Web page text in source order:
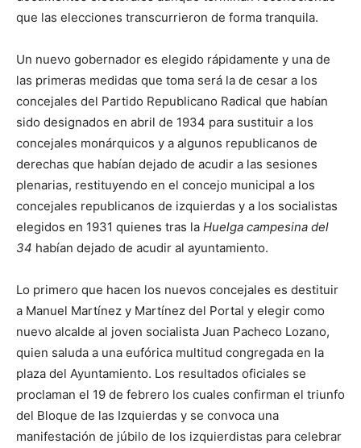
que las elecciones transcurrieron de forma tranquila.
Un nuevo gobernador es elegido rápidamente y una de
las primeras medidas que toma será la de cesar a los
concejales del Partido Republicano Radical que habían
sido designados en abril de 1934 para sustituir a los
concejales monárquicos y a algunos republicanos de
derechas que habían dejado de acudir a las sesiones
plenarias, restituyendo en el concejo municipal a los
concejales republicanos de izquierdas y a los socialistas
elegidos en 1931 quienes tras la Huelga campesina del
34 habían dejado de acudir al ayuntamiento.
Lo primero que hacen los nuevos concejales es destituir
a Manuel Martínez y Martínez del Portal y elegir como
nuevo alcalde al joven socialista Juan Pacheco Lozano,
quien saluda a una eufórica multitud congregada en la
plaza del Ayuntamiento. Los resultados oficiales se
proclaman el 19 de febrero los cuales confirman el triunfo
del Bloque de las Izquierdas y se convoca una
manifestación de júbilo de los izquierdistas para celebrar